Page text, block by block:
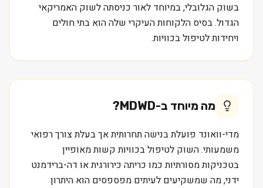
בשוק הגלובלי, במיוחד לאור כניסתה לשוק האמריקאי
הגדול. בסיס הלקוחות העיקרי שלה הוא בתי חולים
ויחידות לטיפול בכוויות.
מה מיוחד ב-MDWD
?
מדי-וואונד פועלת בנישה תחרותית אך בעלת צורך רפואי
משמעותי. השוק לטיפול בכוויות קשות מאופיין
בטכניקות מסורתיות כמו כריתה כירורגית או דה-ברידמנט
ידני, מה שמשקיעים לעיתים מפספסים הוא היתרון